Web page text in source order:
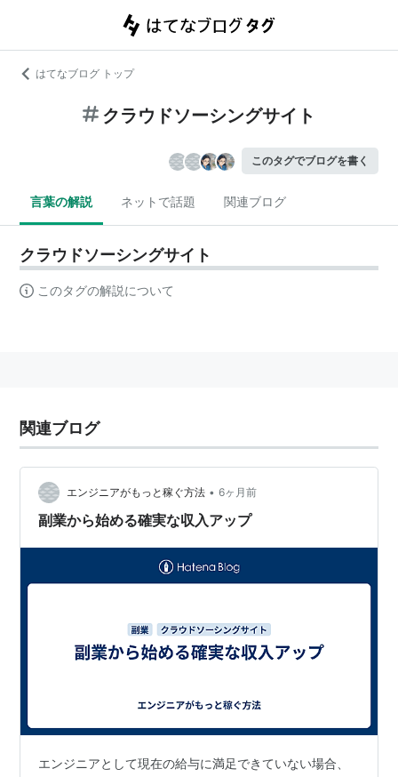
はてなブログ トップ
クラウドソーシングサイト
このタグでブログを書く
言葉の解説 ネットで話題 関連ブログ
クラウドソーシングサイト
このタグの解説について
関連ブログ
エンジニアがもっと稼ぐ方法 • 6ヶ月前
副業から始める確実な収入アップ
エンジニアとして現在の給与に満足できていない場合、